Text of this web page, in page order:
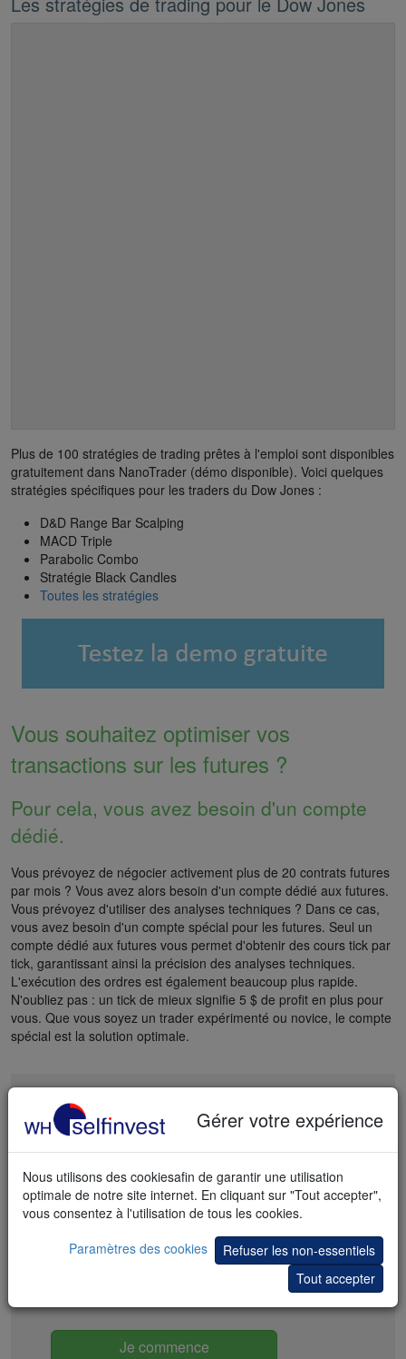
Plus de 100 stratégies de trading prêtes à l'emploi sont disponibles
gratuitement dans NanoTrader (démo disponible). Voici quelques
stratégies spécifiques pour les traders du Dow Jones :
D&D Range Bar Scalping
MACD Triple
Parabolic Combo
Stratégie Black Candles
Toutes les stratégies
Vous souhaitez optimiser vos
transactions sur les futures ?
Pour cela, vous avez besoin d'un compte
dédié.
Vous prévoyez de négocier activement plus de 20 contrats futures
par mois ? Vous avez alors besoin d'un compte dédié aux futures.
Vous prévoyez d'utiliser des analyses techniques ? Dans ce cas,
vous avez besoin d'un compte spécial pour les futures. Seul un
compte dédié aux futures vous permet d'obtenir des cours tick par
tick, garantissant ainsi la précision des analyses techniques.
L'exécution des ordres est également beaucoup plus rapide.
N'oubliez pas : un tick de mieux signifie 5 $ de profit en plus pour
vous. Que vous soyez un trader expérimenté ou novice, le compte
spécial est la solution optimale.
OUVREZ UN COMPTE DE TRADING
FUTURES
Ouverture de compte rapide et simple
Packs de réduction tout compris
100 stratégies et signaux de trading gratuits
Je commence
Gérer votre expérience
Nous utilisons des cookiesafin de garantir une utilisation
optimale de notre site internet. En cliquant sur "Tout accepter",
vous consentez à l'utilisation de tous les cookies.
Paramètres des cookies
Refuser les non-essentiels
Tout accepter